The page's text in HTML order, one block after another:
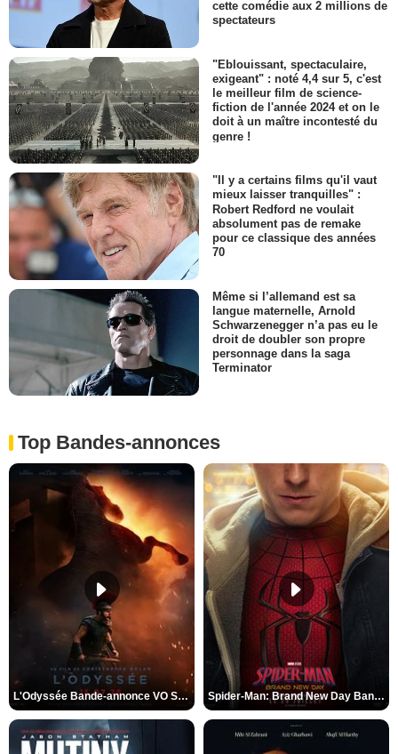
cette comédie aux 2 millions de
spectateurs
"Eblouissant, spectaculaire,
exigeant" : noté 4,4 sur 5, c'est
le meilleur film de science-
fiction de l'année 2024 et on le
doit à un maître incontesté du
genre !
"Il y a certains films qu'il vaut
mieux laisser tranquilles" :
Robert Redford ne voulait
absolument pas de remake
pour ce classique des années
70
Même si l’allemand est sa
langue maternelle, Arnold
Schwarzenegger n’a pas eu le
droit de doubler son propre
personnage dans la saga
Terminator
Top Bandes-annonces
L'Odyssée Bande-annonce VO STFR Spider-Man: Brand New Day Bande-annonce VO STFR